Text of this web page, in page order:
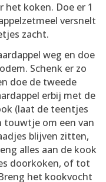
het koken. Doe er 1
versnelt
zacht.
weg en doe
Schenk er zo
doe de tweede
erbij met de
(laat de teentjes
touwtje om een van
blijven zitten,
alles aan de kook
doorkoken, of tot
het kookvocht